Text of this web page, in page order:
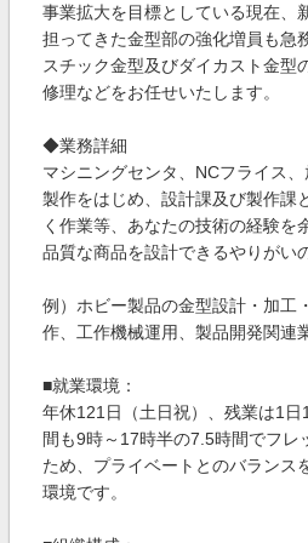
事業拡大を目標としている現在、
担ってきた金型部の強化増員も急
スチック金型及びダイカスト金型
修理などをお任せいたします。
◆業務詳細
マシニングセンタ、NCフライス
製作をはじめ、設計課及び製作課
く作業等、あなたの技術の経験を
品質な商品を設計できるやりがい
例）ホビー製品の金型設計・加工
作、工作機械運用、製品開発関
■就業環境：
年休121日（土日祝）、残業は1
間も9時～17時半の7.5時間でフレ
ため、プライベートとのバランス
環境です。